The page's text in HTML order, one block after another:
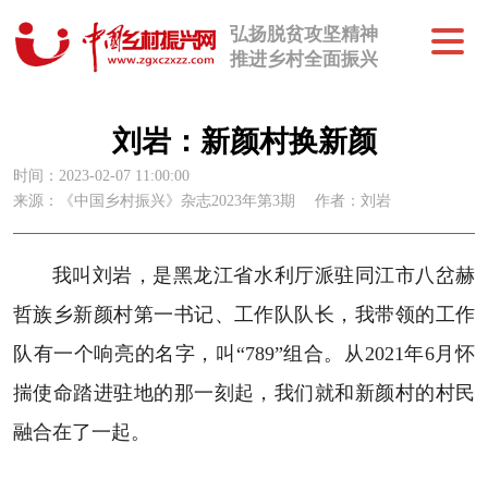
弘扬脱贫攻坚精神
推进乡村全面振兴
刘岩：新颜村换新颜
时间：2023-02-07 11:00:00
来源：《中国乡村振兴》杂志2023年第3期
作者：刘岩
我叫刘岩，是黑龙江省水利厅派驻同江市八岔赫
哲族乡新颜村第一书记、工作队队长，我带领的工作
队有一个响亮的名字，叫“789”组合。从2021年6月怀
揣使命踏进驻地的那一刻起，我们就和新颜村的村民
融合在了一起。